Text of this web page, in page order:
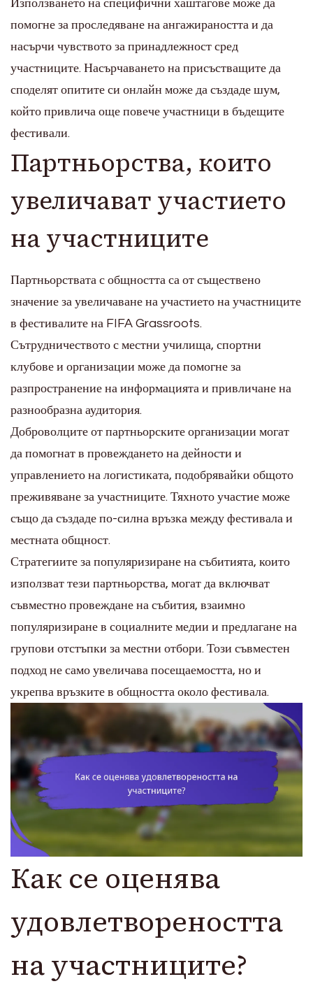
Използването на специфични хаштагове може да
помогне за проследяване на ангажираността и да
насърчи чувството за принадлежност сред
участниците. Насърчаването на присъстващите да
споделят опитите си онлайн може да създаде шум,
който привлича още повече участници в бъдещите
фестивали.
Партньорства, които
увеличават участието
на участниците
Партньорствата с общността са от съществено
значение за увеличаване на участието на участниците
в фестивалите на FIFA Grassroots.
Сътрудничеството с местни училища, спортни
клубове и организации може да помогне за
разпространение на информацията и привличане на
разнообразна аудитория.
Доброволците от партньорските организации могат
да помогнат в провеждането на дейности и
управлението на логистиката, подобрявайки общото
преживяване за участниците. Тяхното участие може
също да създаде по-силна връзка между фестивала и
местната общност.
Стратегиите за популяризиране на събитията, които
използват тези партньорства, могат да включват
съвместно провеждане на събития, взаимно
популяризиране в социалните медии и предлагане на
групови отстъпки за местни отбори. Този съвместен
подход не само увеличава посещаемостта, но и
укрепва връзките в общността около фестивала.
Как се оценява
удовлетвореността
на участниците?